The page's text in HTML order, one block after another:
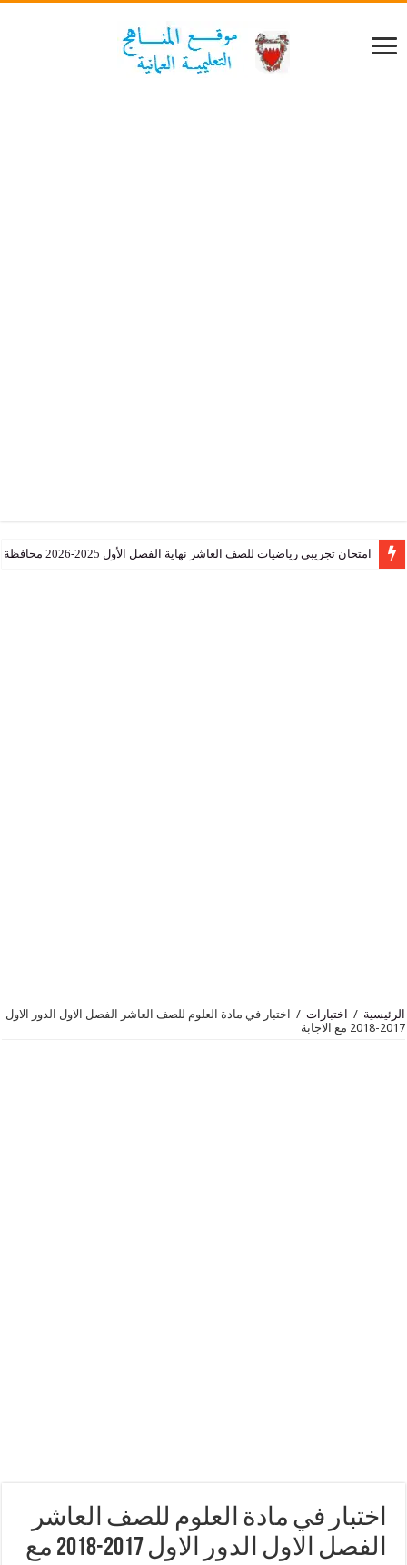
رياضيات للصف العاشر نهاية الفصل الأول 2025-2026 محافظة جنوب الشرقية
اختبارات / اختبار في مادة العلوم للصف العاشر الفصل الاول الدور الاول
في مادة العلوم للصف العاشر
الفصل الاول الدور الاول 2017-2018 مع